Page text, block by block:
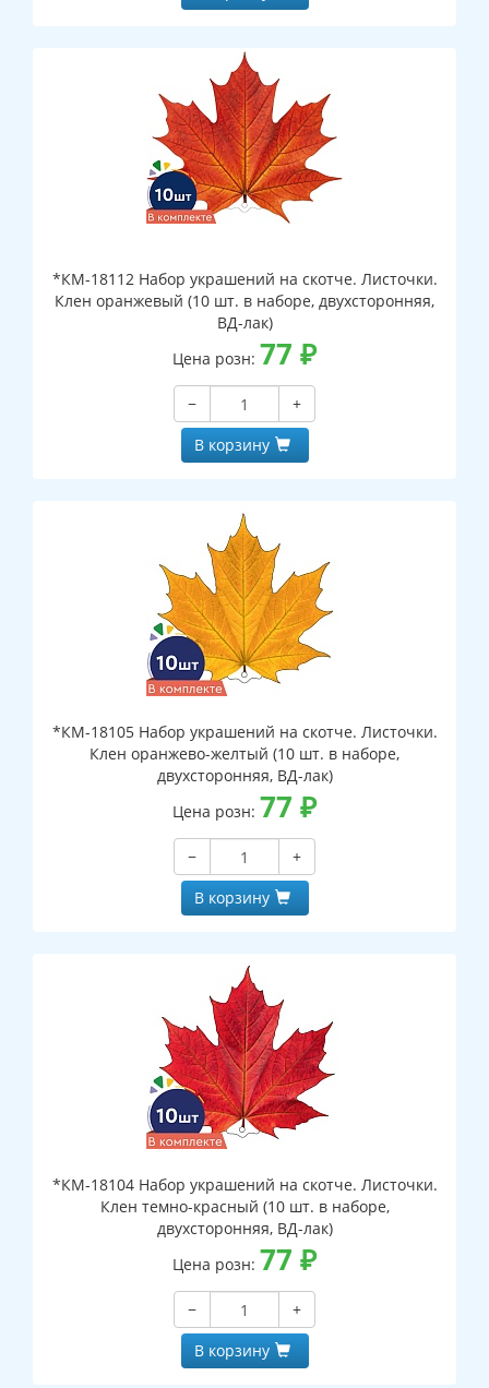
*КМ-18112 Набор украшений на скотче. Листочки.
Клен оранжевый (10 шт. в наборе, двухсторонняя,
ВД-лак)
Цена розн: 77 ₽
−
+
В корзину
*КМ-18105 Набор украшений на скотче. Листочки.
Клен оранжево-желтый (10 шт. в наборе,
двухсторонняя, ВД-лак)
Цена розн: 77 ₽
−
+
В корзину
*КМ-18104 Набор украшений на скотче. Листочки.
Клен темно-красный (10 шт. в наборе,
двухсторонняя, ВД-лак)
Цена розн: 77 ₽
−
+
В корзину